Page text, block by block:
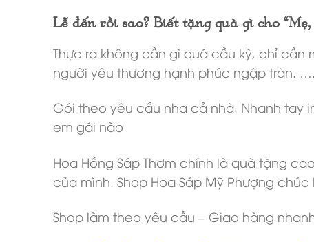
Lễ đến rồi sao? Biết tặng quà gì cho
Thực ra không cần gì quá cầu kỳ, chỉ
người yêu thương hạnh phúc ngập tràn. ….
Gói theo yêu cầu nha cả nhà. Nhanh tay
em gái nào
Hoa Hồng Sáp Thơm chính là quà tặng
của mình. Shop Hoa Sáp Mỹ Phượng
Shop làm theo yêu cầu – Giao hàng